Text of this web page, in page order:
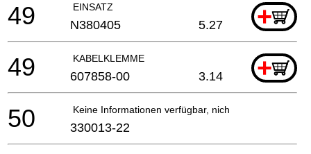
EINSATZ +
49 N380405 5.27
KABELKLEMME +
49 607858-00 3.14
Keine Informationen verfügbar, nicht bestellbar
50 330013-22